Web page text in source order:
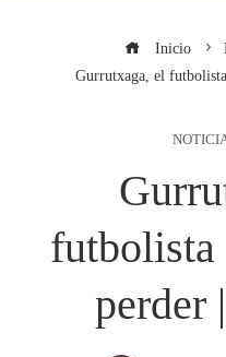
Inicio
Gurrutxaga, el
futbolista
perder